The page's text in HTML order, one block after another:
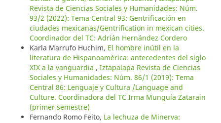
Revista de Ciencias Sociales y Humanidades: Núm.
93/2 (2022): Tema Central 93: Gentrificación en
ciudades mexicanas/Gentrification in mexican cities.
Coordinador del TC: Adrián Hernández Cordero
Karla Marrufo Huchim, El hombre inútil en la
literatura de Hispanoamérica: antecedentes del siglo
XIX a la vanguardia , Iztapalapa Revista de Ciencias
Sociales y Humanidades: Núm. 86/1 (2019): Tema
Central 86: Lenguaje y Cultura /Language and
Culture. Coordinadora del TC Irma Munguía Zatarain
(primer semestre)
Fernando Romo Feito, La lechuza de Minerva: